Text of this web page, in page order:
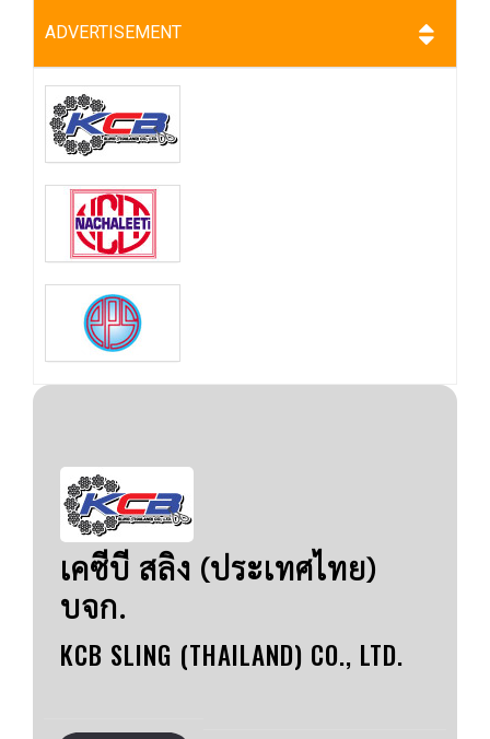
ADVERTISEMENT
เคซีบี สลิง (ประเทศไทย)
บจก.
KCB SLING (THAILAND) CO., LTD.